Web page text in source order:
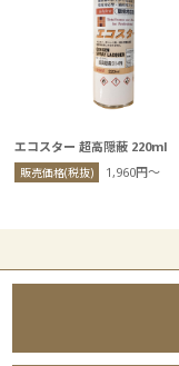
エコスター 超高隠蔽 220ml
販売価格(税抜) 1,960円〜